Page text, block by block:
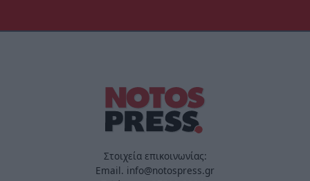
Στοιχεία επικοινωνίας:
Email. info@notospress.gr